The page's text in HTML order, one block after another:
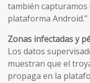
también
plataforma Android.”
Zonas infectadas y
Los datos
muestran que el
propaga en la